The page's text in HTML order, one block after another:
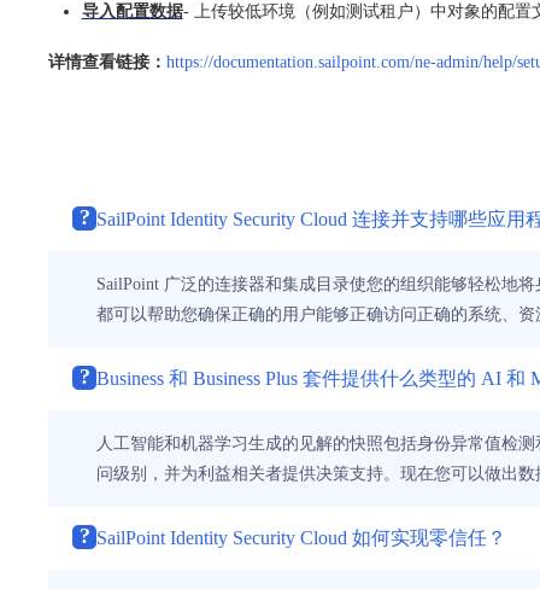
导入配置数据- 上传较低环境（例如测试租户）中对象的配
详情查看链接： https://documentation.sailpoint.com/ne-admin/help/
? SailPoint Identity Security Cloud 连接并支持哪些应用
SailPoint 广泛的连接器和集成目录使您的组织能够轻松地
都可以帮助您确保正确的用户能够正确访问正确的系统、
? Business 和 Business Plus 套件提供什么类型的 AI 和
人工智能和机器学习生成的见解的快照包括身份异常值检
问级别，并为利益相关者提供决策支持。现在您可以做出
? SailPoint Identity Security Cloud 如何实现零信任？